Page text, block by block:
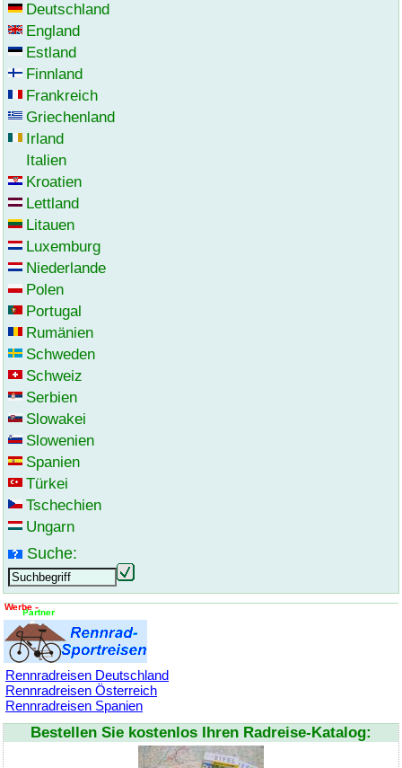
Deutschland
England
Estland
Finnland
Frankreich
Griechenland
Irland
Italien
Kroatien
Lettland
Litauen
Luxemburg
Niederlande
Polen
Portugal
Rumänien
Schweden
Schweiz
Serbien
Slowakei
Slowenien
Spanien
Türkei
Tschechien
Ungarn
Suche:
Rennradreisen Deutschland
Rennradreisen Österreich
Rennradreisen Spanien
Bestellen Sie kostenlos Ihren Radreise-Katalog: